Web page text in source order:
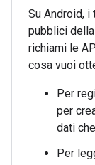
Su Android,
pubblici
richiami le
cosa vuoi
Per
per
dati
Per